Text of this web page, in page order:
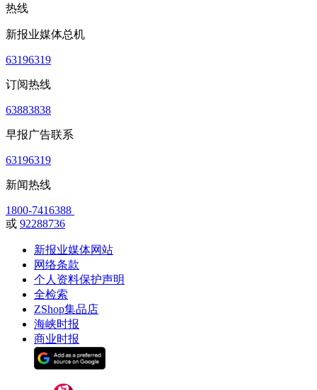
热线
新报业媒体总机
63196319
订阅热线
63883838
早报广告联系
63196319
新闻热线
1800-7416388
或 92288736
新报业媒体网站
网络条款
个人资料保护声明
全检索
ZShop集品店
海峡时报
商业时报